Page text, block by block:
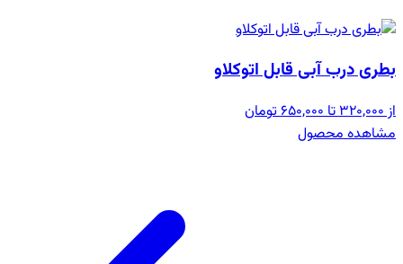
بطری درب آبی قابل اتوکلاو
از 320,000 تا 650,000 تومان
مشاهده محصول